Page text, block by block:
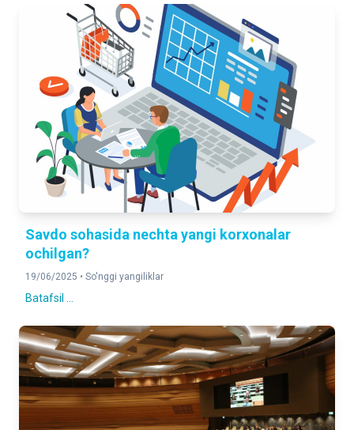
Savdo sohasida nechta yangi korxonalar
ochilgan?
19/06/2025 • So'nggi yangiliklar
Batafsil ...